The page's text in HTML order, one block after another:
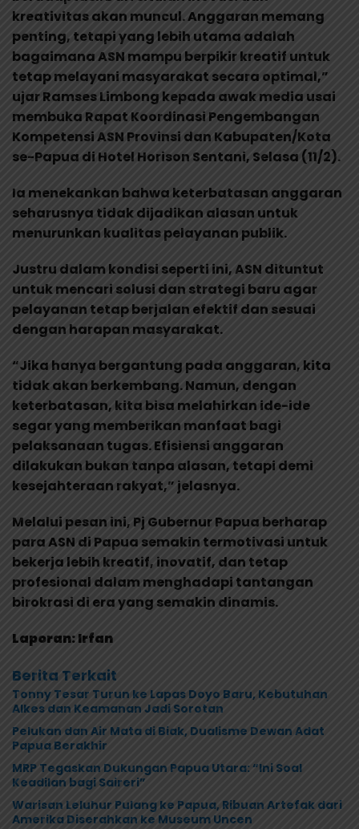
kreativitas akan muncul. Anggaran memang
penting, tetapi yang lebih utama adalah
bagaimana ASN mampu berpikir kreatif untuk
tetap melayani masyarakat secara optimal,”
ujar Ramses Limbong kepada awak media usai
membuka Rapat Koordinasi Pengembangan
Kompetensi ASN Provinsi dan Kabupaten/Kota
se-Papua di Hotel Horison Sentani, Selasa (11/2).
Ia menekankan bahwa keterbatasan anggaran
seharusnya tidak dijadikan alasan untuk
menurunkan kualitas pelayanan publik.
Justru dalam kondisi seperti ini, ASN dituntut
untuk mencari solusi dan strategi baru agar
pelayanan tetap berjalan efektif dan sesuai
dengan harapan masyarakat.
“Jika hanya bergantung pada anggaran, kita
tidak akan berkembang. Namun, dengan
keterbatasan, kita bisa melahirkan ide-ide
segar yang memberikan manfaat bagi
pelaksanaan tugas. Efisiensi anggaran
dilakukan bukan tanpa alasan, tetapi demi
kesejahteraan rakyat,” jelasnya.
Melalui pesan ini, Pj Gubernur Papua berharap
para ASN di Papua semakin termotivasi untuk
bekerja lebih kreatif, inovatif, dan tetap
profesional dalam menghadapi tantangan
birokrasi di era yang semakin dinamis.
Laporan: Irfan
Berita Terkait
Tonny Tesar Turun ke Lapas Doyo Baru, Kebutuhan
Alkes dan Keamanan Jadi Sorotan
Pelukan dan Air Mata di Biak, Dualisme Dewan Adat
Papua Berakhir
MRP Tegaskan Dukungan Papua Utara: “Ini Soal
Keadilan bagi Saireri”
Warisan Leluhur Pulang ke Papua, Ribuan Artefak dari
Amerika Diserahkan ke Museum Uncen